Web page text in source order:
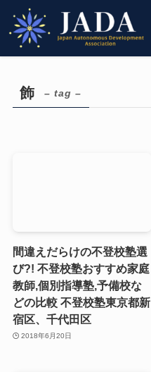
飾 – tag –
間違えだらけの不登校塾選
び?! 不登校塾おすすめ家庭
教師,個別指導塾,予備校な
どの比較 不登校塾東京都新
宿区、千代田区
2018年6月20日